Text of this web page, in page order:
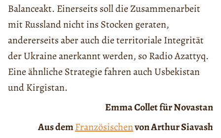
Balanceakt. Einerseits soll die Zusammenarbeit
mit Russland nicht ins Stocken geraten,
andererseits aber auch die territoriale Integrität
der Ukraine anerkannt werden, so Radio Azattyq.
Eine ähnliche Strategie fahren auch Usbekistan
und Kirgistan.
Emma Collet für Novastan
Aus demFranzösischenvon Arthur Siavash